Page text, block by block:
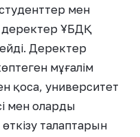
студенттер мен
ҰБДҚ
Деректер
мұғалім
қоса, университет
мен оларды
талаптарын